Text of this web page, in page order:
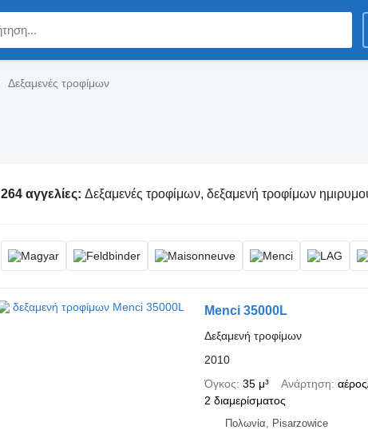
Δεξαμενές τροφίμων
264 αγγελίες: Δεξαμενές τροφίμων, δεξαμενή τροφίμων
Menci 35000L
Δεξαμενή τροφίμων
2010
Όγκος 35 μ³ Ανάρτηση
2 διαμερίσματος
Πολωνία, Pisarzowice